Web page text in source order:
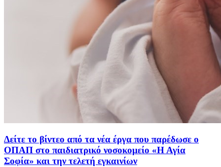
Δείτε το βίντεο από τα νέα έργα που παρέδωσε ο
ΟΠΑΠ στο παιδιατρικό νοσοκομείο «Η Αγία
Σοφία» και την τελετή εγκαινίων